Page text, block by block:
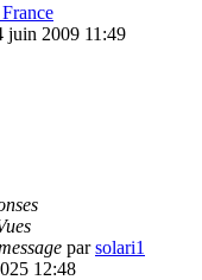
juin 2009 11:49
parsolari1
12:48